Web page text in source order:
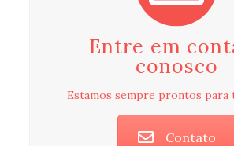
Entre em
conosco
Estamos sempre prontos para
Contato